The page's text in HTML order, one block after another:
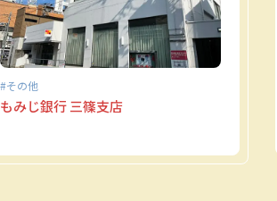
その他
もみじ銀行 三篠支店